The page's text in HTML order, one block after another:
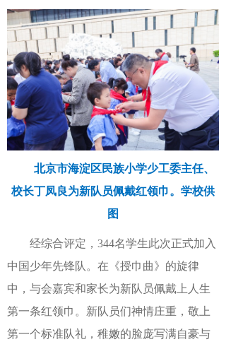
北京市海淀区民族小学少工委主任、
校长丁凤良为新队员佩戴红领巾。学校供
图
经综合评定，344名学生此次正式加入
中国少年先锋队。在《授巾曲》的旋律
中，与会嘉宾和家长为新队员佩戴上人生
第一条红领巾。新队员们神情庄重，敬上
第一个标准队礼，稚嫩的脸庞写满自豪与